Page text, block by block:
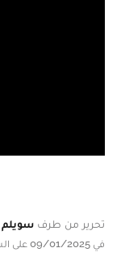
تحرير من طرف سويلم
في 09/01/2025 على الساعة 12:00